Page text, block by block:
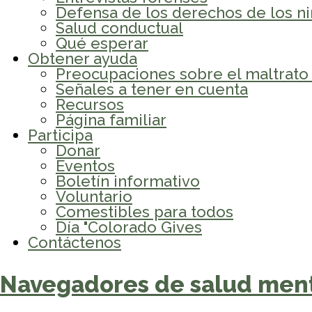
Defensa de los derechos de los
Salud conductual
Qué esperar
Obtener ayuda
Preocupaciones sobre el
Señales a tener en cuenta
Recursos
Página familiar
Participa
Donar
Eventos
Boletín informativo
Voluntario
Comestibles para todos
Día "Colorado Gives
Contáctenos
Navegadores de salud